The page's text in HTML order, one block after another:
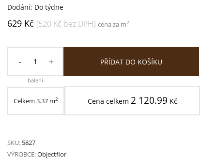
Dodání: Do týdne
629 Kč (520 Kč bez DPH) cena za m2
- +
balení
PŘÍDAT DO KOŠÍKU
Celkem 3.37 m2 Cena celkem 2 120.99 Kč
SKU: 5827
VÝROBCE:Objectflor